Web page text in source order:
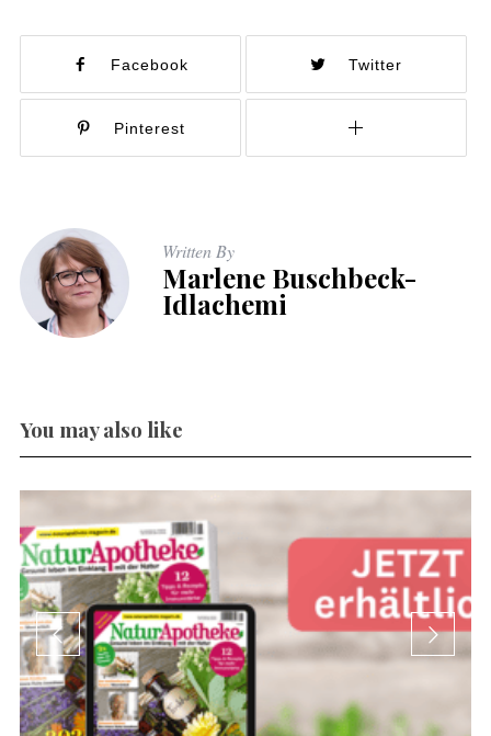
Facebook Twitter
Pinterest
Written By
Marlene Buschbeck-
Idlachemi
You may also like